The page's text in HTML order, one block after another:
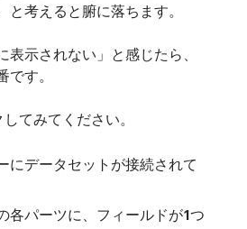
と考えると腑に落ちます。
表示されない」と感じたら、
す。
てみてください。
にデータセットが接続されて
各パーツに、フィールドが1つ